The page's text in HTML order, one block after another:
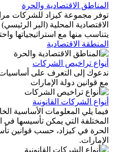
المناطق الاقتصادية والحرة
توفر مجموعة كيزاد للشركات
الاقتصادية المحلية (البر الرئيسي)
يتناسب منها مع استراتيجياتها
المنطقة الاقتصادية
أنواع تراخيص الشركات
ندعوك إلى التعرف على أساسيات
مع قوانين دولة الإمارات
أنواع الشركات القانونية
فيما يلي المعلومات الأساسية
المختلفة التي يمكن تأسيسها في
الحرة في كيزاد، حسب قوانين
الإمارات.